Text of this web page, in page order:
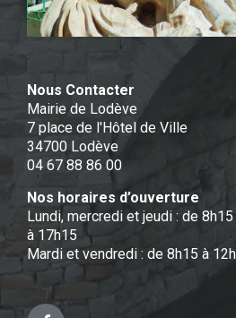
Nous Contacter
Mairie de Lodève
7 place de l'Hôtel de Ville
34700 Lodève
04 67 88 86 00
Nos horaires d’ouverture
Lundi, mercredi et jeudi : de
à 17h15
Mardi et vendredi : de 8h15 à